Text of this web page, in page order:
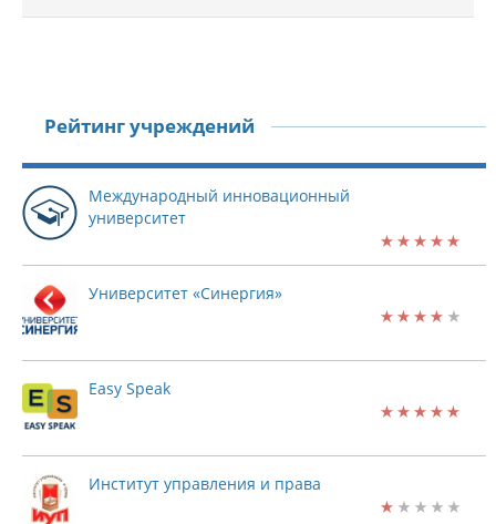
Рейтинг учреждений
Международный инновационный
университет
Университет «Синергия»
Easy Speak
Институт управления и права